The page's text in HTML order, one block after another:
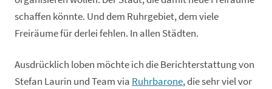
schaffen könnte. Und dem Ruhrgebiet, dem viele
Freiräume für derlei fehlen. In allen Städten.
Ausdrücklich loben möchte ich die Berichterstattung von
Stefan Laurin und Team via Ruhrbarone, die sehr viel vor